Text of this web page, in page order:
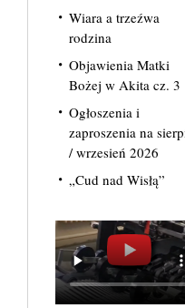
Wiara a trzeźwa
rodzina
Objawienia Matki
Bożej w Akita cz. 3
Ogłoszenia i
zaproszenia na
/ wrzesień 2026
„Cud nad Wisłą”